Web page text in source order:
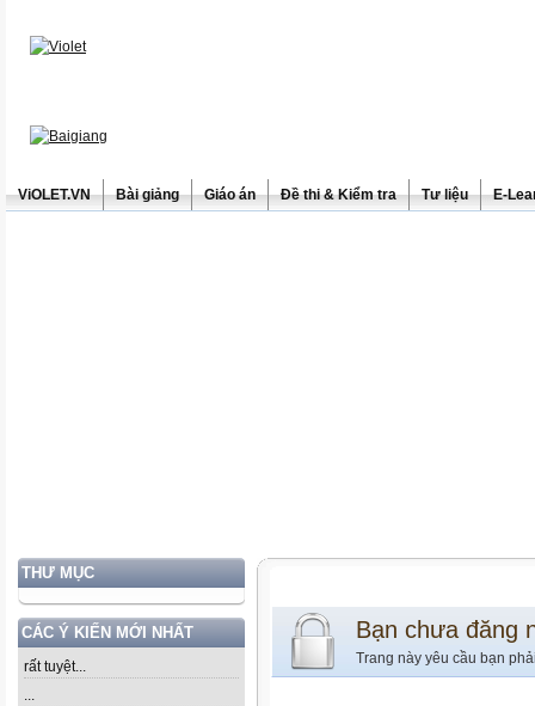
ViOLET.VN Bài giảng Giáo án Đề thi & Kiểm tra Tư liệu E-
THƯ MỤC
CÁC Ý KIẾN MỚI NHẤT
rất tuyệt...
...
Bạn chưa đăng
Trang này yêu cầu bạn